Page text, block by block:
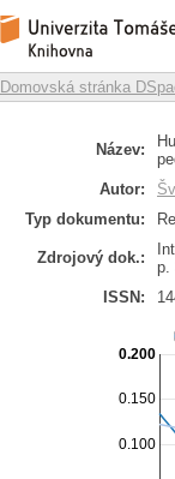
Human
of young
Demands
Repozitář DSpace/
Domovská stránka
Název:
Autor:
Typ dokumentu:
Zdrojový dok.:
p.
ISSN:
0.100
0.150
0.200